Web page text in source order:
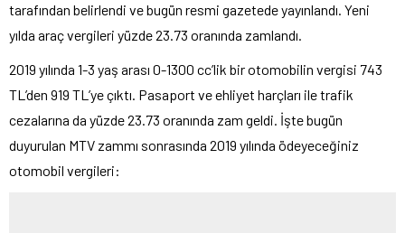
tarafından belirlendi ve bugün resmi gazetede yayınlandı. Yeni
yılda araç vergileri yüzde 23.73 oranında zamlandı.
2019 yılında 1-3 yaş arası 0-1300 cc’lik bir otomobilin vergisi 743
TL’den 919 TL’ye çıktı. Pasaport ve ehliyet harçları ile trafik
cezalarına da yüzde 23.73 oranında zam geldi. İşte bugün
duyurulan MTV zammı sonrasında 2019 yılında ödeyeceğiniz
otomobil vergileri: